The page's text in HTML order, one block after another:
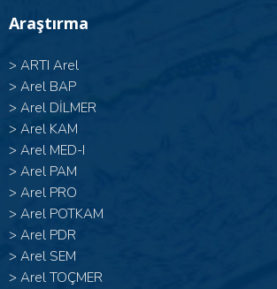
Araştırma
> ARTI Arel
> Arel BAP
> Arel DİLMER
> Arel KAM
> Arel MED-I
> Arel PAM
> Arel PRO
> Arel POTKAM
> Arel PDR
> Arel SEM
> Arel TOÇMER